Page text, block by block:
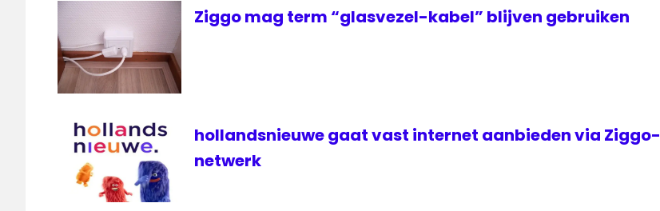
ziggo
Ziggo
Sport
Ziggo mag term “glasvezel-kabel” blijven gebruiken
hollandsnieuwe gaat vast internet aanbieden via Ziggo-
netwerk